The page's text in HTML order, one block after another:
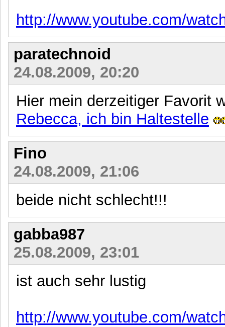
http://www.youtube.com/
paratechnoid
24.08.2009, 20:20
Hier mein derzeitiger Favorit
Rebecca, ich bin Haltestelle
Fino
24.08.2009, 21:06
beide nicht schlecht!!!
gabba987
25.08.2009, 23:01
ist auch sehr lustig
http://www.youtube.com/